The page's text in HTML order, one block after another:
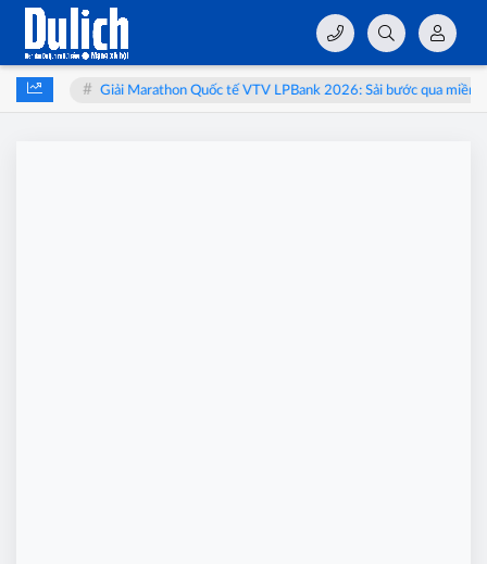
Giải Marathon Quốc tế VTV LPBank 2026: Sải bước qua miền di